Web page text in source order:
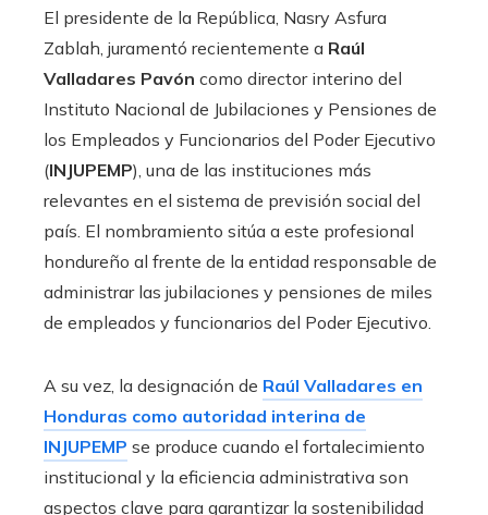
El presidente de la República, Nasry Asfura
Zablah, juramentó recientemente a Raúl
Valladares Pavón como director interino del
Instituto Nacional de Jubilaciones y Pensiones de
los Empleados y Funcionarios del Poder Ejecutivo
(INJUPEMP), una de las instituciones más
relevantes en el sistema de previsión social del
país. El nombramiento sitúa a este profesional
hondureño al frente de la entidad responsable de
administrar las jubilaciones y pensiones de miles
de empleados y funcionarios del Poder Ejecutivo.
A su vez, la designación de Raúl Valladares en
Honduras como autoridad interina de
INJUPEMP se produce cuando el fortalecimiento
institucional y la eficiencia administrativa son
aspectos clave para garantizar la sostenibilidad